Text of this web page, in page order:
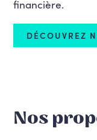
financière.
DÉCOUVREZ
Nos